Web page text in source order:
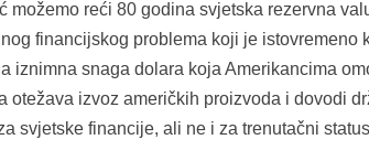
možemo reći 80 godina svjetska rezervna
financijskog problema koji je istovremeno
iznimna snaga dolara koja Amerikancima
otežava izvoz američkih proizvoda i dovodi
svjetske financije, ali ne i za trenutačni